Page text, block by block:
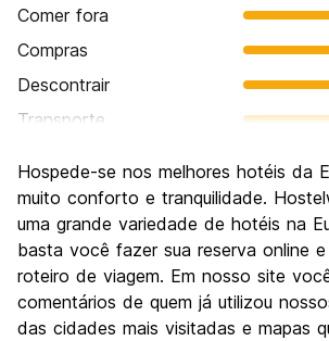
Comer fora
Compras
Descontrair
Transporte
Cultura
Festas / vida noturna
Custo-beneficio
Hospede-se nos melhores hotéis da
muito conforto e tranquilidade.
uma grande variedade de hotéis na
basta você fazer sua reserva online e
roteiro de viagem. Em nosso site
comentários de quem já utilizou
das cidades mais visitadas e mapas